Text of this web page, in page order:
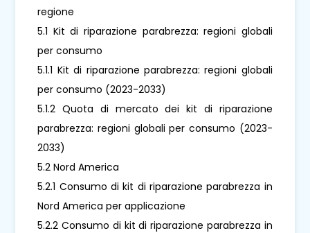
regione
5.1 Kit di riparazione parabrezza: regioni globali
per consumo
5.1.1 Kit di riparazione parabrezza: regioni globali
per consumo (2023-2033)
5.1.2 Quota di mercato dei kit di riparazione
parabrezza: regioni globali per consumo (2023-
2033)
5.2 Nord America
5.2.1 Consumo di kit di riparazione parabrezza in
Nord America per applicazione
5.2.2 Consumo di kit di riparazione parabrezza in